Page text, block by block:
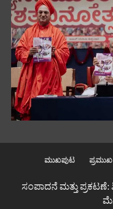
ಮುಖಪುಟ ಪ್ರಮುಖ
ಸಂಪಾದನೆ ಮತ್ತು